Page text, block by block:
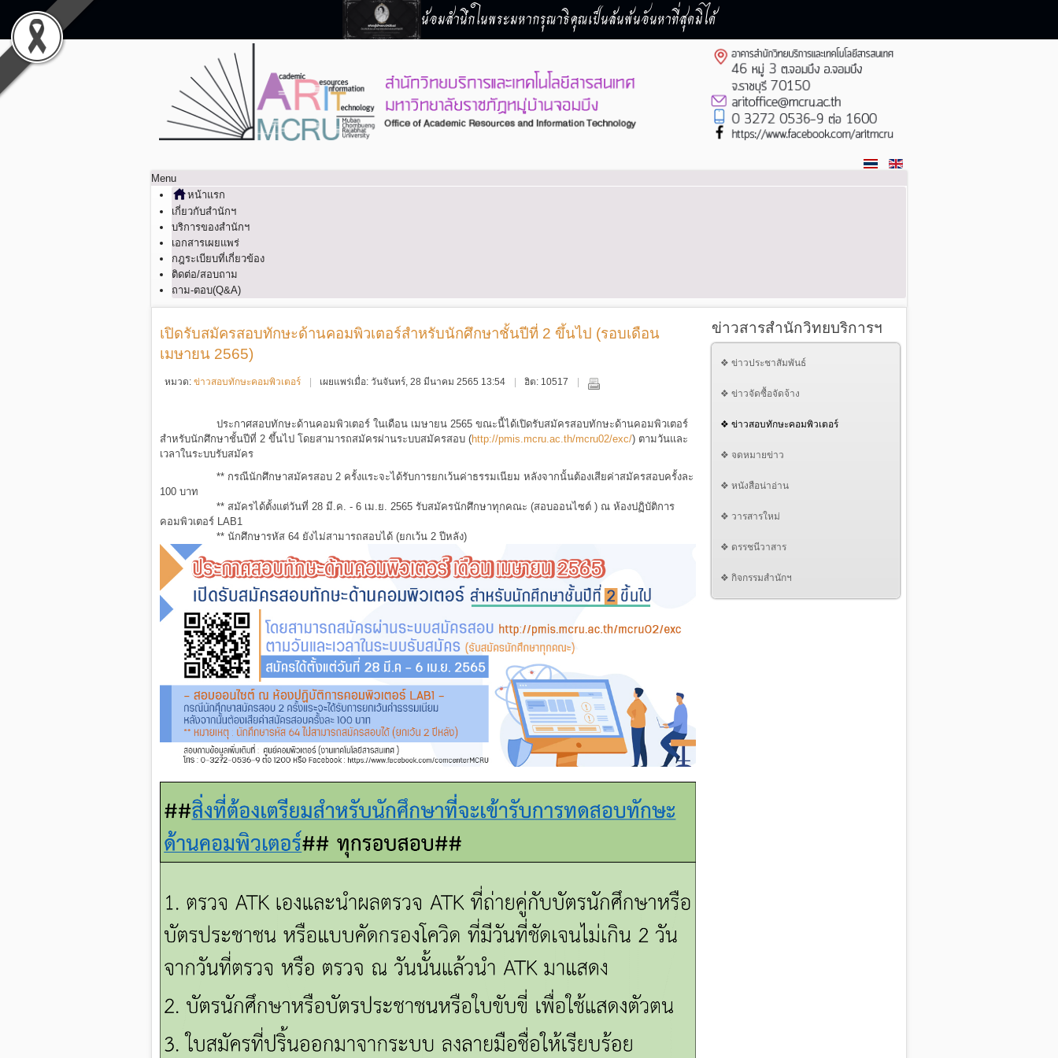
น้อมสำนึกในพระมหากรุณาธิคุณเป็นล้นพ้นอันหาที่สุดมิได้
Menu
หน้าแรก
เกี่ยวกับสำนักฯ
บริการของสำนักฯ
เอกสารเผยแพร่
กฎระเบียบที่เกี่ยวข้อง
ติดต่อ/สอบถาม
ถาม-ตอบ(Q&A)
เปิดรับสมัครสอบทักษะด้านคอมพิวเตอร์สำหรับนักศึกษาชั้นปีที่ 2 ขึ้นไป (รอบเดือน
เมษายน 2565)
หมวด: ข่าวสอบทักษะคอมพิวเตอร์ เผยแพร่เมื่อ: วันจันทร์, 28 มีนาคม 2565 13:54 ฮิต: 10517
ประกาศสอบทักษะด้านคอมพิวเตอร์ ในเดือน เมษายน 2565 ขณะนี้ได้เปิดรับสมัครสอบทักษะด้านคอมพิวเตอร์
สำหรับนักศึกษาชั้นปีที่ 2 ขึ้นไป โดยสามารถสมัครผ่านระบบสมัครสอบ (http://pmis.mcru.ac.th/mcru02/exc/) ตามวันและ
เวลาในระบบรับสมัคร
** กรณีนักศึกษาสมัครสอบ 2 ครั้งแระจะได้รับการยกเว้นค่าธรรมเนียม หลังจากนั้นต้องเสียค่าสมัครสอบครั้งละ
100 บาท
** สมัครได้ตั้งแต่วันที่ 28 มี.ค. - 6 เม.ย. 2565 รับสมัครนักศึกษาทุกคณะ (สอบออนไซต์ ) ณ ห้องปฏิบัติการ
คอมพิวเตอร์ LAB1
** นักศึกษารหัส 64 ยังไม่สามารถสอบได้ (ยกเว้น 2 ปีหลัง)
ข่าวสารสำนักวิทยบริการฯ
❖ ข่าวประชาสัมพันธ์
❖ ข่าวจัดซื้อจัดจ้าง
❖ ข่าวสอบทักษะคอมพิวเตอร์
❖ จดหมายข่าว
❖ หนังสือน่าอ่าน
❖ วารสารใหม่
❖ ดรรชนีวาสาร
❖ กิจกรรมสำนักฯ